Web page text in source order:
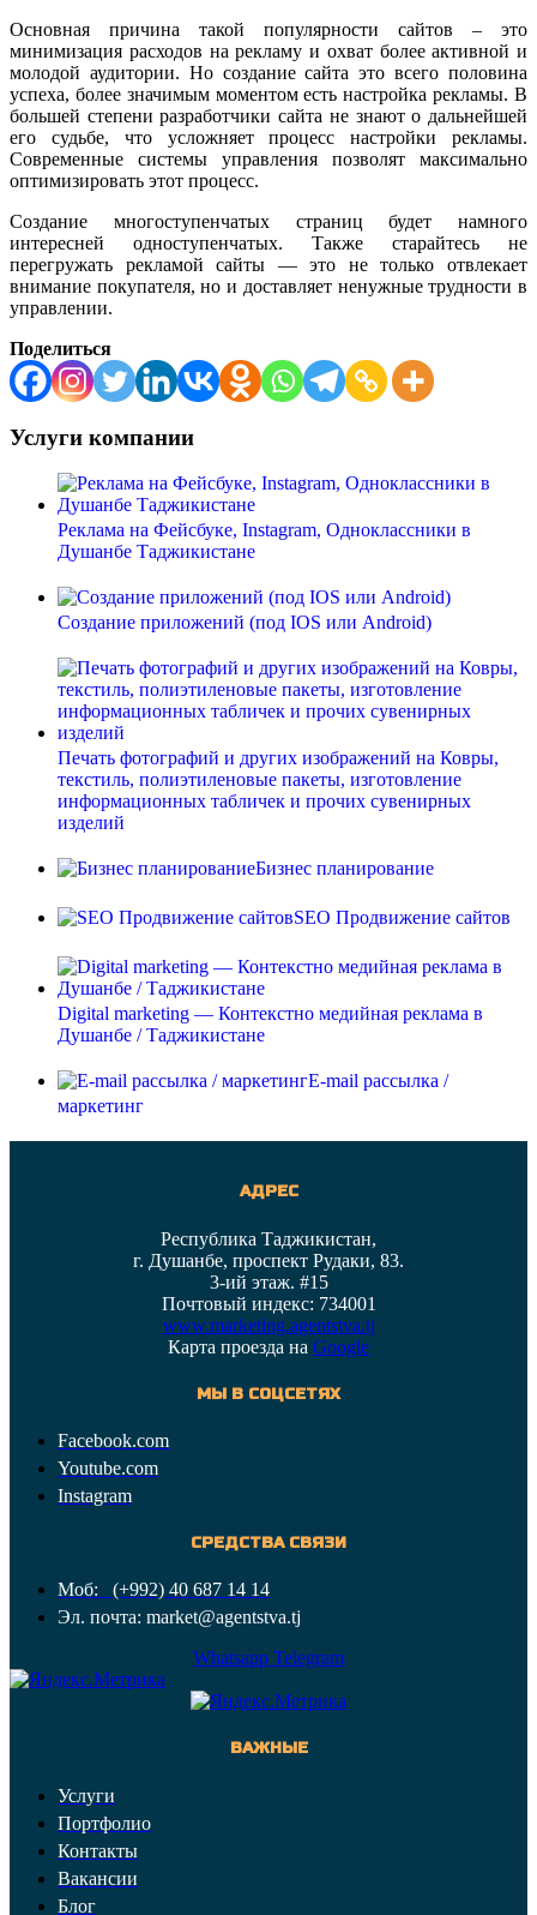
Основная причина такой популярности сайтов – это
минимизация расходов на рекламу и охват более активной и
молодой аудитории. Но создание сайта это всего половина
успеха, более значимым моментом есть настройка рекламы. В
большей степени разработчики сайта не знают о дальнейшей
его судьбе, что усложняет процесс настройки рекламы.
Современные системы управления позволят максимально
оптимизировать этот процесс.
Создание многоступенчатых страниц будет намного
интересней одноступенчатых. Также старайтесь не
перегружать рекламой сайты — это не только отвлекает
внимание покупателя, но и доставляет ненужные трудности в
управлении.
Поделиться
Услуги компании
Реклама на Фейсбуке, Instagram, Одноклассники в
Душанбе Таджикистане
Создание приложений (под IOS или Android)
Печать фотографий и других изображений на Ковры,
текстиль, полиэтиленовые пакеты, изготовление
информационных табличек и прочих сувенирных
изделий
Бизнес планирование
SEO Продвижение сайтов
Digital marketing — Контекстно медийная реклама в
Душанбе / Таджикистане
E-mail рассылка /
маркетинг
АДРЕС
Республика Таджикистан,
г. Душанбе, проспект Рудаки, 83.
3-ий этаж. #15
Почтовый индекс: 734001
www.marketing.agentstva.tj
Карта проезда на Google
МЫ В СОЦСЕТЯХ
Facebook.com
Youtube.com
Instagram
СРЕДСТВА СВЯЗИ
Моб: (+992) 40 687 14 14
Эл. почта: market@agentstva.tj
Whatsapp Telegram
ВАЖНЫЕ
Услуги
Портфолио
Контакты
Вакансии
Блог